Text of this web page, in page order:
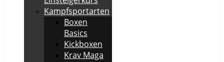
Kampfsportarten
Boxen
Basics
Kickboxen
Krav Maga